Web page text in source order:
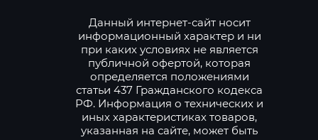
Данный интернет-сайт носит
информационный характер и ни
при каких условиях не является
публичной офертой, которая
определяется положениями
статьи 437 Гражданского кодекса
РФ. Информация о технических и
иных характеристиках товаров,
указанная на сайте, может быть